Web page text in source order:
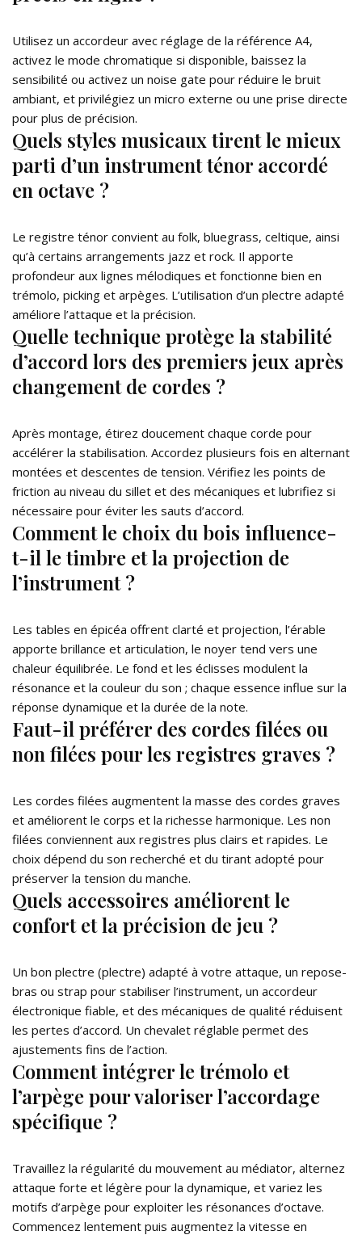
Utilisez un accordeur avec réglage de la référence A4,
activez le mode chromatique si disponible, baissez la
sensibilité ou activez un noise gate pour réduire le bruit
ambiant, et privilégiez un micro externe ou une prise directe
pour plus de précision.
Quels styles musicaux tirent le mieux
parti d’un instrument ténor accordé
en octave ?
Le registre ténor convient au folk, bluegrass, celtique, ainsi
qu’à certains arrangements jazz et rock. Il apporte
profondeur aux lignes mélodiques et fonctionne bien en
trémolo, picking et arpèges. L’utilisation d’un plectre adapté
améliore l’attaque et la précision.
Quelle technique protège la stabilité
d’accord lors des premiers jeux après
changement de cordes ?
Après montage, étirez doucement chaque corde pour
accélérer la stabilisation. Accordez plusieurs fois en alternant
montées et descentes de tension. Vérifiez les points de
friction au niveau du sillet et des mécaniques et lubrifiez si
nécessaire pour éviter les sauts d’accord.
Comment le choix du bois influence-
t-il le timbre et la projection de
l’instrument ?
Les tables en épicéa offrent clarté et projection, l’érable
apporte brillance et articulation, le noyer tend vers une
chaleur équilibrée. Le fond et les éclisses modulent la
résonance et la couleur du son ; chaque essence influe sur la
réponse dynamique et la durée de la note.
Faut-il préférer des cordes filées ou
non filées pour les registres graves ?
Les cordes filées augmentent la masse des cordes graves
et améliorent le corps et la richesse harmonique. Les non
filées conviennent aux registres plus clairs et rapides. Le
choix dépend du son recherché et du tirant adopté pour
préserver la tension du manche.
Quels accessoires améliorent le
confort et la précision de jeu ?
Un bon plectre (plectre) adapté à votre attaque, un repose-
bras ou strap pour stabiliser l’instrument, un accordeur
électronique fiable, et des mécaniques de qualité réduisent
les pertes d’accord. Un chevalet réglable permet des
ajustements fins de l’action.
Comment intégrer le trémolo et
l’arpège pour valoriser l’accordage
spécifique ?
Travaillez la régularité du mouvement au médiator, alternez
attaque forte et légère pour la dynamique, et variez les
motifs d’arpège pour exploiter les résonances d’octave.
Commencez lentement puis augmentez la vitesse en